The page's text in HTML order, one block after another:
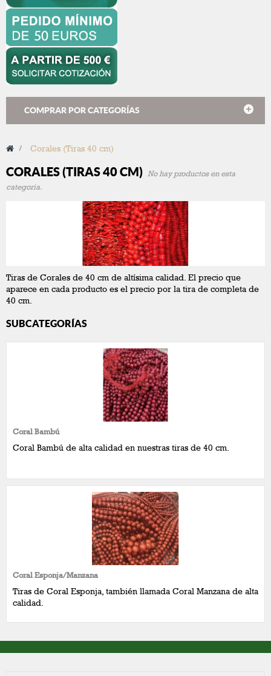
COMPRAR POR CATEGORÍAS
> Corales (Tiras 40 cm)
CORALES (TIRAS 40 CM) No hay productos en esta
categoria.
Tiras de Corales de 40 cm de altísima calidad. El precio que
aparece en cada producto es el precio por la tira de completa de
40 cm.
SUBCATEGORÍAS
Coral Bambú
Coral Bambú de alta calidad en nuestras tiras de 40 cm.
Coral Esponja/Manzana
Tiras de Coral Esponja, también llamada Coral Manzana de alta
calidad.